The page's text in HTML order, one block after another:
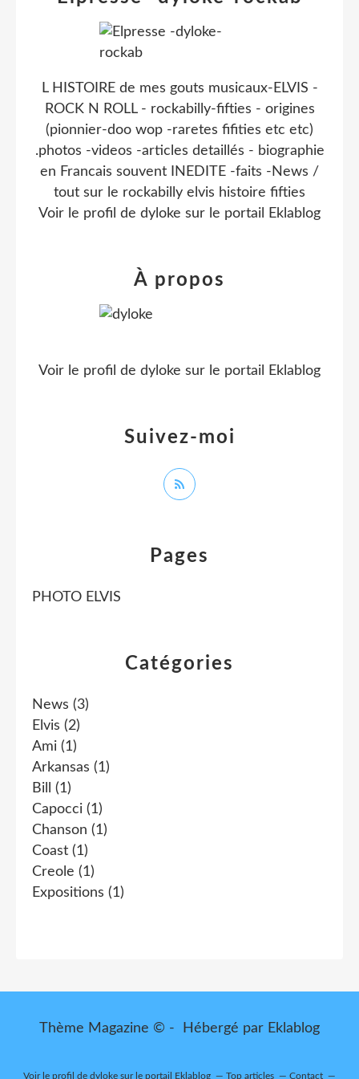
Catégories
News (3)
Elvis (2)
Ami (1)
Arkansas (1)
Bill
(1)
Capocci (1)
Chanson (1)
Coast (1)
Creole (1)
Expositions (1)
Pages
PHOTO ELVIS
L HISTOIRE de mes gouts musicaux-ELVIS -
ROCK N ROLL - rockabilly-fifties - origines
(pionnier-doo wop -raretes fifities etc etc)
.photos -videos -articles detaillés - biographie
en Francais souvent INEDITE -faits -News /
tout sur le rockabilly elvis histoire fifties
Voir le profil de dyloke sur le portail Eklablog
Suivez-moi
À propos
Voir le profil de dyloke sur le portail Eklablog
Thème Magazine © - Hébergé par Eklablog
Voir le profil de dyloke sur le portail Eklablog Top articles Contact